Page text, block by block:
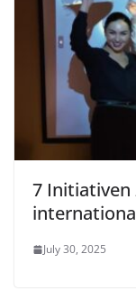
7 Initiativen
July 30, 2025